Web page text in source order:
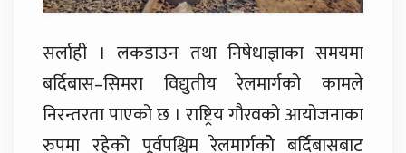
सर्लाही । लकडाउन तथा निषेधाज्ञाका समयमा
बर्दिबास–सिमरा विद्युतीय रेलमार्गको कामले
निरन्तरता पाएको छ । राष्ट्रिय गौरवको आयोजनाका
रुपमा रहेको पूर्वपश्चिम रेलमार्गकोे बर्दिबासबाट